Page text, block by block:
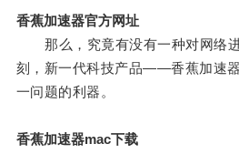
香蕉加速器官方网址
那么，究竟有没有一种对网络
刻，新一代科技产品——香蕉加速
一问题的利器。
香蕉加速器mac下载